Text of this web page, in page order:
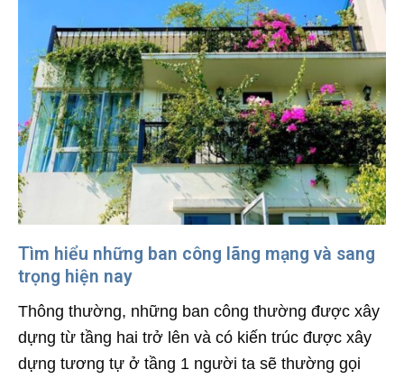
Tìm hiểu những ban công lãng mạng và sang
trọng hiện nay
Thông thường, những ban công thường được xây
dựng từ tầng hai trở lên và có kiến trúc được xây
dựng tương tự ở tầng 1 người ta sẽ thường gọi